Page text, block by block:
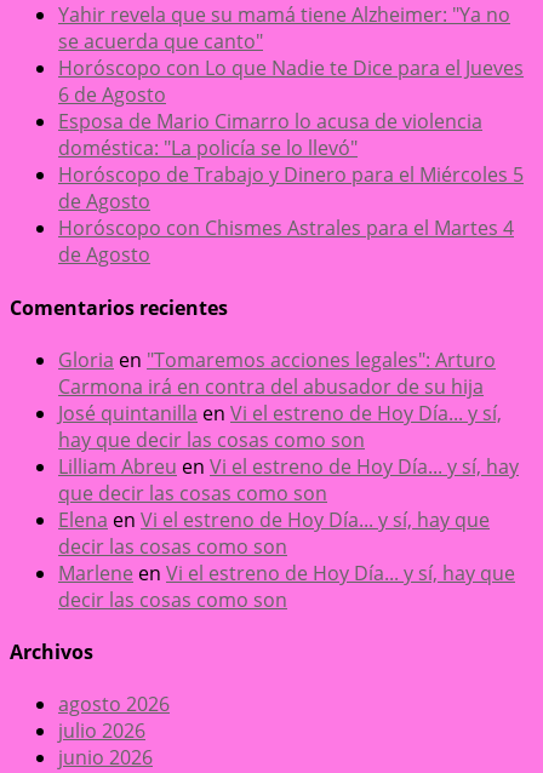
Yahir revela que su mamá tiene Alzheimer: "Ya no
se acuerda que canto"
Horóscopo con Lo que Nadie te Dice para el Jueves
6 de Agosto
Esposa de Mario Cimarro lo acusa de violencia
doméstica: "La policía se lo llevó"
Horóscopo de Trabajo y Dinero para el Miércoles 5
de Agosto
Horóscopo con Chismes Astrales para el Martes 4
de Agosto
Comentarios recientes
Gloria en "Tomaremos acciones legales": Arturo
Carmona irá en contra del abusador de su hija
José quintanilla en Vi el estreno de Hoy Día... y sí,
hay que decir las cosas como son
Lilliam Abreu en Vi el estreno de Hoy Día... y sí, hay
que decir las cosas como son
Elena en Vi el estreno de Hoy Día... y sí, hay que
decir las cosas como son
Marlene en Vi el estreno de Hoy Día... y sí, hay que
decir las cosas como son
Archivos
agosto 2026
julio 2026
junio 2026